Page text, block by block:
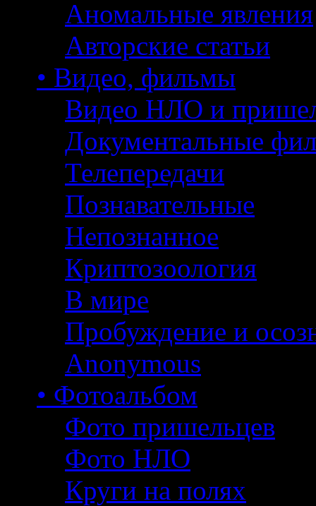
Аномальные явления
Авторские статьи
• Видео, фильмы
Видео НЛО и
Документальные
Телепередачи
Познавательные
Непознанное
Криптозоология
В мире
Пробуждение и
Anonymous
• Фотоальбом
Фото пришельцев
Фото НЛО
Круги на полях